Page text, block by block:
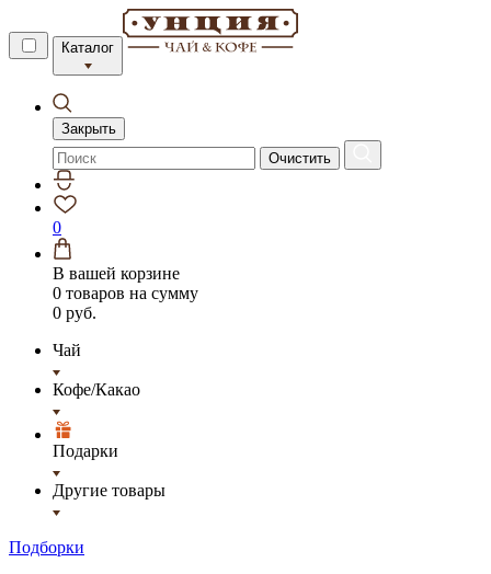
Каталог
Закрыть
Очистить
0
В вашей корзине
0 товаров на сумму
0 руб.
Чай
Кофе/Какао
Подарки
Другие товары
Подборки